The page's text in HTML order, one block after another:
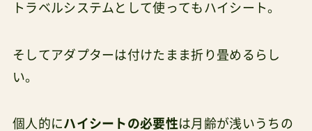
トラベルシステムとして使ってもハイシート。
そしてアダプターは付けたまま折り畳めるらし
い。
個人的にハイシートの必要性は月齢が浅いうちの